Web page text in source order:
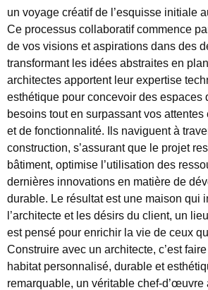
un voyage créatif de l’esquisse initiale
Ce processus collaboratif commence
de vos visions et aspirations dans des
transformant les idées abstraites en
architectes apportent leur expertise
esthétique pour concevoir des espaces
besoins tout en surpassant vos
et de fonctionnalité. Ils naviguent à
construction, s’assurant que le projet
bâtiment, optimise l’utilisation des
dernières innovations en matière de
durable. Le résultat est une maison qui
l’architecte et les désirs du client, un
est pensé pour enrichir la vie de ceux
Construire avec un architecte, c’est
habitat personnalisé, durable et
remarquable, un véritable chef-d’œuvre